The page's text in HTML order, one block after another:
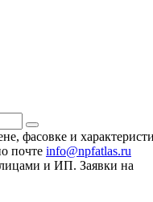
фасовке и
почте info@npfatlas.ru
и ИП. Заявки на